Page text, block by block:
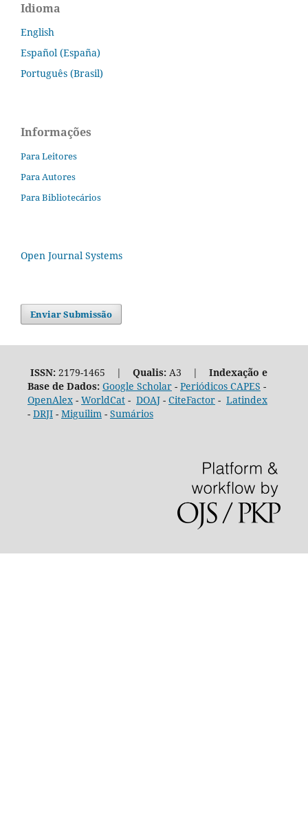
Idioma
English
Español (España)
Português (Brasil)
Informações
Para Leitores
Para Autores
Para Bibliotecários
Open Journal Systems
Enviar Submissão
ISSN:2179-1465 | Qualis:A3 | Indexação e
Base de Dados: Google Scholar- Periódicos CAPES -
OpenAlex- WorldCat- DOAJ- CiteFactor- Latindex
- DRJI- Miguilim- Sumários